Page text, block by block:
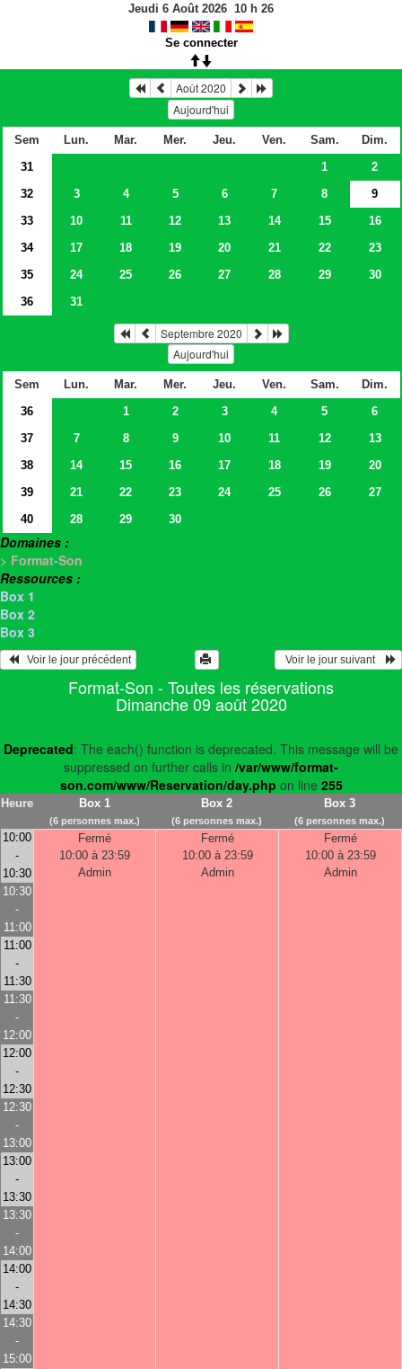
Jeudi 6 Août 2026 10 h 26
Se connecter
Août 2020
Aujourd'hui
Sem Lun. Mar. Mer. Jeu. Ven. Sam.
Dim.
31
1
2
32
3 4 5 6 7 8
9
33
10 11 12 13 14 15
16
34
17 18 19 20 21 22
23
35
24 25 26 27 28 29
30
36
31
Septembre 2020
Aujourd'hui
Sem Lun. Mar. Mer. Jeu. Ven. Sam.
Dim.
36
1 2 3 4 5
6
37
7 8 9 10 11 12
13
38
14 15 16 17 18 19
20
39
21 22 23 24 25 26
27
40
28 29 30
Domaines :
> Format-Son
Ressources :
Box 1
Box 2
Box 3
   Voir le jour précédent
  Voir le jour suivant
Format-Son - Toutes les réservations
Dimanche 09 août 2020
Deprecated: The each() function is deprecated. This message will be
suppressed on further calls in /var/www/format-
son.com/www/Reservation/day.php on line 255
Heure Box 1
(6 personnes max.)
Box 2
(6 personnes max.)
Box 3
(6 personnes max.)
10:00
-
10:30
Fermé
10:00 à 23:59
Admin
Fermé
10:00 à 23:59
Admin
Fermé
10:00 à 23:59
Admin
10:30
-
11:00
11:00
-
11:30
11:30
-
12:00
12:00
-
12:30
12:30
-
13:00
13:00
-
13:30
13:30
-
14:00
14:00
-
14:30
14:30
-
15:00